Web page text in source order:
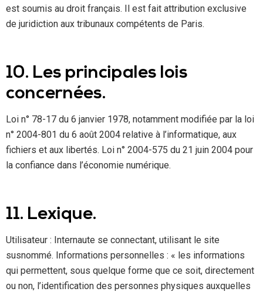
est soumis au droit français. Il est fait attribution exclusive
de juridiction aux tribunaux compétents de Paris.
10. Les principales lois
concernées.
Loi n° 78-17 du 6 janvier 1978, notamment modifiée par la loi
n° 2004-801 du 6 août 2004 relative à l’informatique, aux
fichiers et aux libertés. Loi n° 2004-575 du 21 juin 2004 pour
la confiance dans l’économie numérique.
11. Lexique.
Utilisateur : Internaute se connectant, utilisant le site
susnommé. Informations personnelles : « les informations
qui permettent, sous quelque forme que ce soit, directement
ou non, l’identification des personnes physiques auxquelles